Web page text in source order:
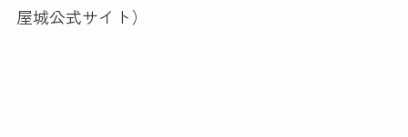
屋城公式サイト）